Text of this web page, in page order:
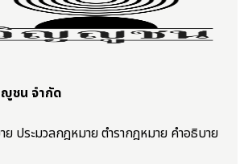
ชน จำกัด
ประมวลกฎหมาย ตำรากฎหมาย คำอธิบาย